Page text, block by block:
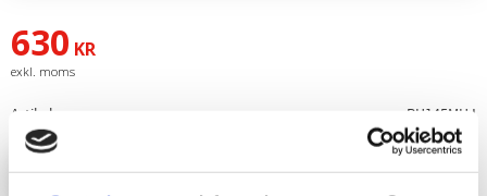
630 KR
Artikelnr PH145MHJ
LOGGA IN FÖR ATT HANDLA